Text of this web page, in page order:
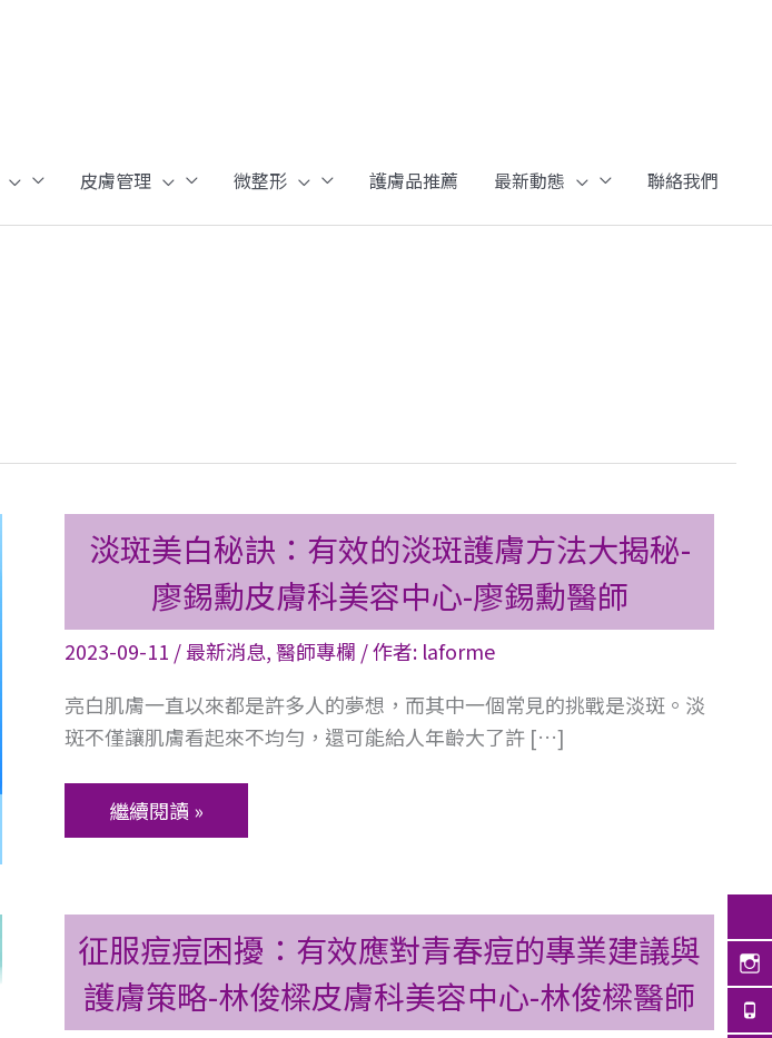
皮膚管理 微整形 護膚品推薦 最新動態 聯絡我們
淡斑美白秘訣：有效的淡斑護膚方法大揭秘-
廖錫勳皮膚科美容中心-廖錫勳醫師
2023-09-11 /最新消息,醫師專欄 / 作者: laforme
亮白肌膚一直以來都是許多人的夢想，而其中一個常見的挑戰是淡斑。淡
斑不僅讓肌膚看起來不均勻，還可能給人年齡大了許 […]
淡
斑
白
秘
訣：
有
效
的
淡
膚
方
法
大
繼續閱讀 »
征服痘痘困擾：有效應對青春痘的專業建議與
護膚策略-林俊樑皮膚科美容中心-林俊樑醫師
服
痘
痘